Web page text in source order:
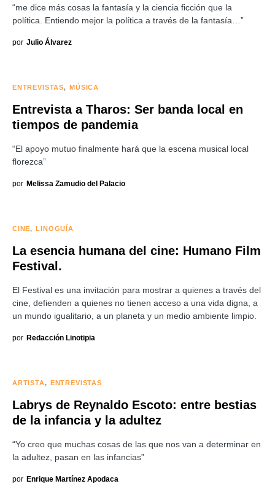
“me dice más cosas la fantasía y la ciencia ficción que la
política. Entiendo mejor la política a través de la fantasía…”
por Julio Álvarez
ENTREVISTAS MÚSICA
Entrevista a Tharos: Ser banda local en
tiempos de pandemia
“El apoyo mutuo finalmente hará que la escena musical local
florezca”
por Melissa Zamudio del Palacio
CINE LINOGUÍA
La esencia humana del cine: Humano Film
Festival.
El Festival es una invitación para mostrar a quienes a través del
cine, defienden a quienes no tienen acceso a una vida digna, a
un mundo igualitario, a un planeta y un medio ambiente limpio.
por Redacción Linotipia
ARTISTA ENTREVISTAS
Labrys de Reynaldo Escoto: entre bestias
de la infancia y la adultez
“Yo creo que muchas cosas de las que nos van a determinar en
la adultez, pasan en las infancias”
por Enrique Martínez Apodaca